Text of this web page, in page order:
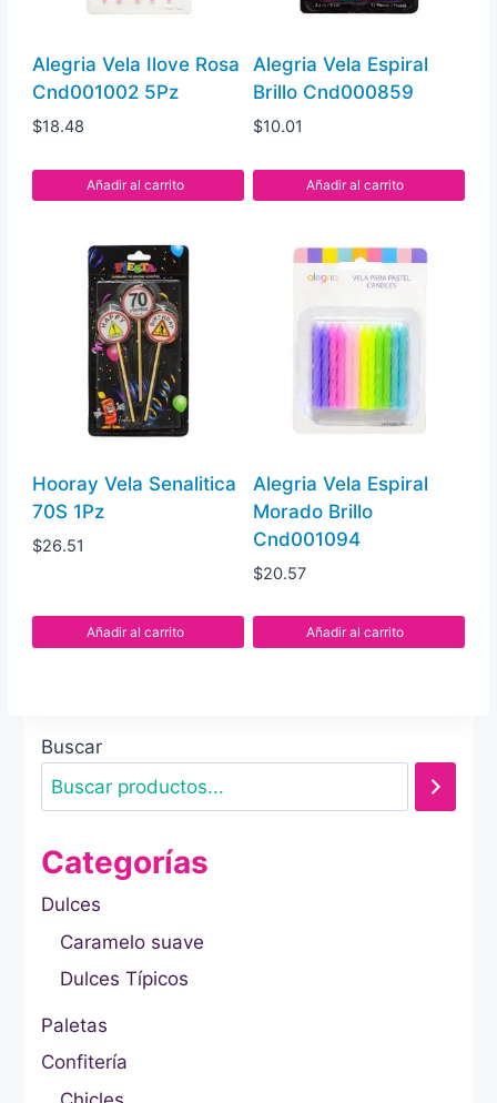
Alegria Vela Ilove Rosa
Cnd001002 5Pz
$18.48
Añadir al carrito
Alegria Vela Espiral
Brillo Cnd000859
$10.01
Añadir al carrito
Hooray Vela Senalitica
70S 1Pz
$26.51
Añadir al carrito
Alegria Vela Espiral
Morado Brillo
Cnd001094
$20.57
Añadir al carrito
Buscar
Categorías
Dulces
Caramelo suave
Dulces Típicos
Paletas
Confitería